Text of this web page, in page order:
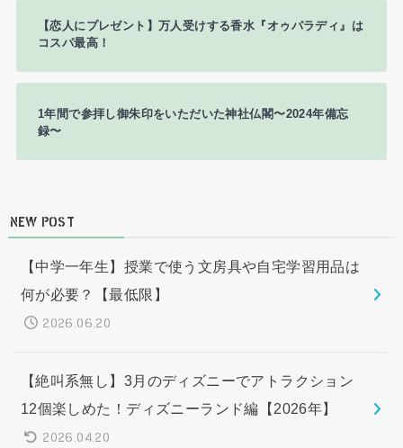
【恋人にプレゼント】万人受けする香水『オゥパラディ』は
コスパ最高！
1年間で参拝し御朱印をいただいた神社仏閣〜2024年備忘
録〜
NEW POST
【中学一年生】授業で使う文房具や自宅学習用品は
何が必要？【最低限】
2026.06.20
【絶叫系無し】3月のディズニーでアトラクション
12個楽しめた！ディズニーランド編【2026年】
2026.04.20